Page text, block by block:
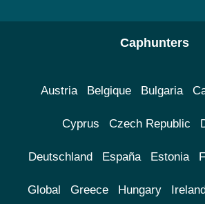
Caphunters
Austria Belgique Bulgaria
Cyprus Czech Republic
Deutschland España Estonia
Global Greece Hungary Ireland